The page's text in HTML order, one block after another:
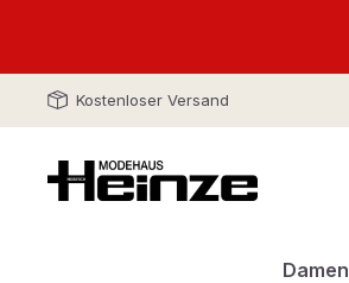
Kostenloser Versand
Damen